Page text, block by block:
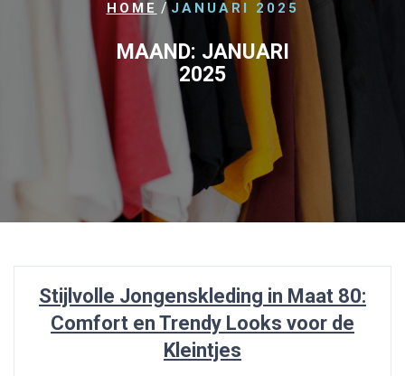
HOME /JANUARI 2025
MAAND: JANUARI
2025
Stijlvolle Jongenskleding in Maat 80:
Comfort en Trendy Looks voor de
Kleintjes